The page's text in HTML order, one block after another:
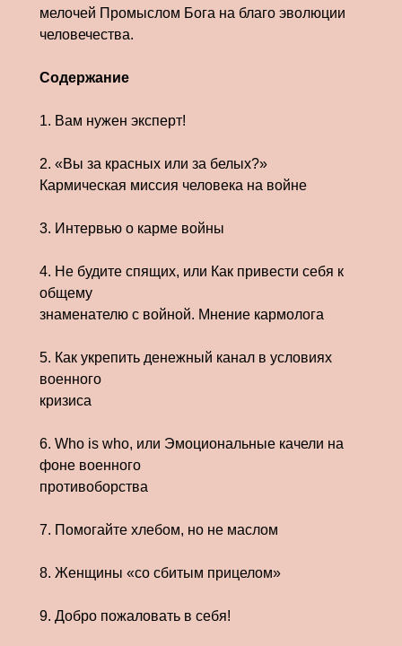
мелочей Промыслом Бога на благо эволюции
человечества.
Содержание
1. Вам нужен эксперт!
2. «Вы за красных или за белых?»
Кармическая миссия человека на войне
3. Интервью о карме войны
4. Не будите спящих, или Как привести себя к
общему
знаменателю с войной. Мнение кармолога
5. Как укрепить денежный канал в условиях
военного
кризиса
6. Who is who, или Эмоциональные качели на
фоне военного
противоборства
7. Помогайте хлебом, но не маслом
8. Женщины «со сбитым прицелом»
9. Добро пожаловать в себя!